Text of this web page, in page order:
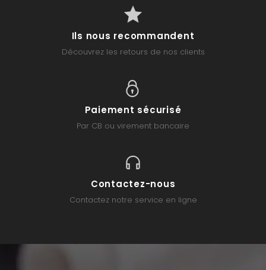
Ils nous recommandent
Découvrez les retours de nos clients
Paiement sécurisé
Par CB ou virement bancaire
Contactez-nous
Contactez notre service en ligne